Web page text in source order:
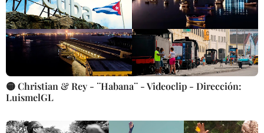
🟡 Christian & Rey - ¨Habana¨ - Videoclip - Dirección:
LuismelGL